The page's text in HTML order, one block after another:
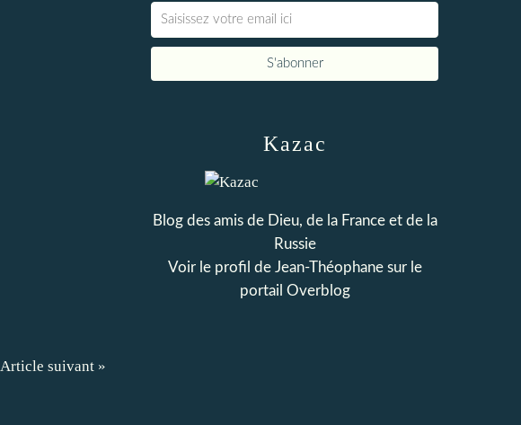
Article suivant »
Kazac
Blog des amis de Dieu, de la France et de la
Russie
Voir le profil de Jean-Théophanesur le
portail Overblog